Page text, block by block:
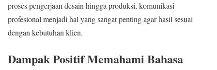
proses pengerjaan desain hingga produksi, komunikasi
profesional menjadi hal yang sangat penting agar hasil sesuai
dengan kebutuhan klien.
Dampak Positif Memahami Bahasa